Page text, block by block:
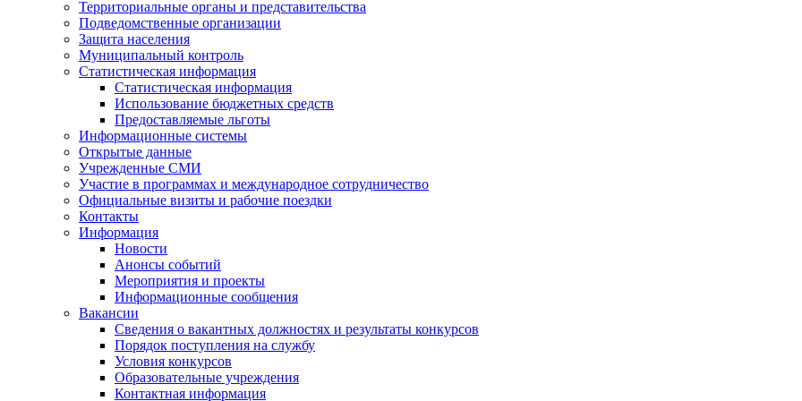
Территориальные органы и представительства
Подведомственные организации
Защита населения
Муниципальный контроль
Статистическая информация
Статистическая информация
Использование бюджетных средств
Предоставляемые льготы
Информационные системы
Открытые данные
Учрежденные СМИ
Участие в программах и международное сотрудничество
Официальные визиты и рабочие поездки
Контакты
Информация
Новости
Анонсы событий
Мероприятия и проекты
Информационные сообщения
Вакансии
Сведения о вакантных должностях и результаты конкурсов
Порядок поступления на службу
Условия конкурсов
Образовательные учреждения
Контактная информация